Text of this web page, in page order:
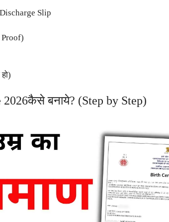
Discharge Slip
Proof)
बनाये? (Step by Step)